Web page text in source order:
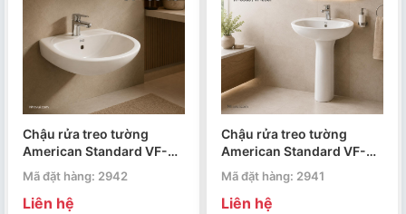
Chậu rửa treo tường
American Standard VF-
0940 Gala
Mã đặt hàng: 2942
Liên hệ
Chậu rửa treo tường
American Standard VF-
0969 / VF-0901
Casablanca
Mã đặt hàng: 2941
Liên hệ